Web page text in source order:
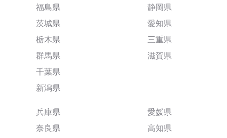
福島県
茨城県
栃木県
群馬県
千葉県
新潟県
静岡県
愛知県
三重県
滋賀県
兵庫県
奈良県
愛媛県
高知県